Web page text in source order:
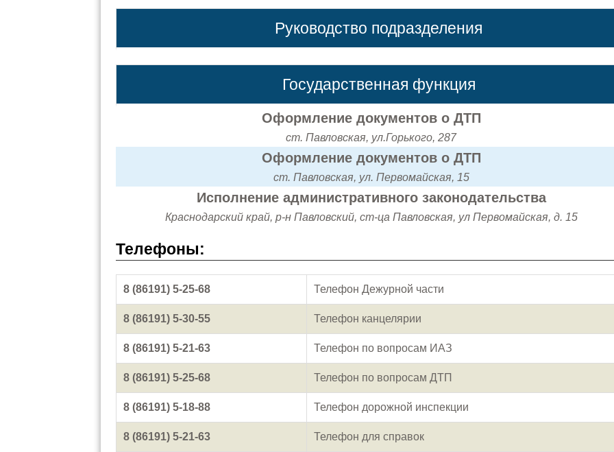
Руководство подразделения
Государственная функция
Оформление документов о ДТП
ст. Павловская, ул.Горького, 287
Оформление документов о ДТП
ст. Павловская, ул. Первомайская, 15
Исполнение административного законодательства
Краснодарский край, р-н Павловский, ст-ца Павловская, ул Первомайская, д. 15
Телефоны:
8 (86191) 5-25-68 Телефон Дежурной части
8 (86191) 5-30-55 Телефон канцелярии
8 (86191) 5-21-63 Телефон по вопросам ИАЗ
8 (86191) 5-25-68 Телефон по вопросам ДТП
8 (86191) 5-18-88 Телефон дорожной инспекции
8 (86191) 5-21-63 Телефон для справок